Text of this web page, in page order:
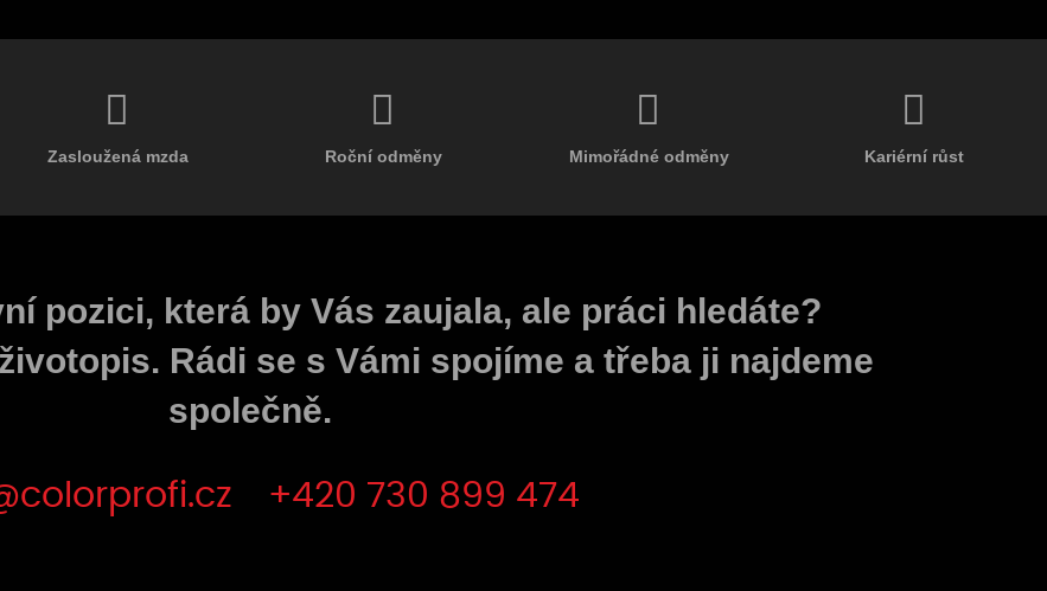
Zasloužená mzda Roční odměny Mimořádné odměny Kariérní růst
pozici, která by Vás zaujala, ale práci hledáte?
Rádi se s Vámi spojíme a třeba ji najdeme
společně.
+420 730 899 474